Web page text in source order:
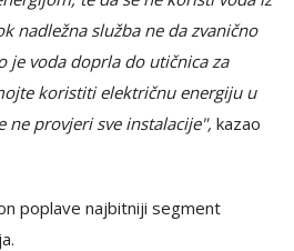
nadležna služba ne da zvanično
je voda doprla do utičnica za
koristiti električnu energiju u
ne provjeri sve instalacije", kazao
poplave najbitniji segment